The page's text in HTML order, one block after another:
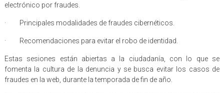
electrónico por fraudes.
· Principales modalidades de fraudes cibernéticos.
· Recomendaciones para evitar el robo de identidad.
Estas sesiones están abiertas a la ciudadanía, con lo que se
fomenta la cultura de la denuncia y se busca evitar los casos de
fraudes en la web, durante la temporada de fin de año.